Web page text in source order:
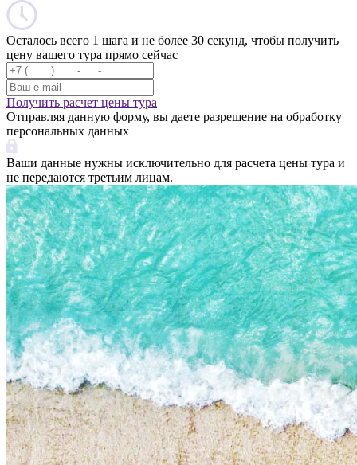
Осталось всего 1 шага и не более 30 секунд, чтобы получить
цену вашего тура прямо сейчас
Получить расчет цены тура
Отправляя данную форму, вы даете разрешение на обработку
персональных данных
Ваши данные нужны исключительно для расчета цены тура и
не передаются третьим лицам.